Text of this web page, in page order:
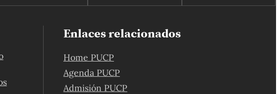
Enlaces relacionados
Home PUCP
Agenda PUCP
Admisión PUCP